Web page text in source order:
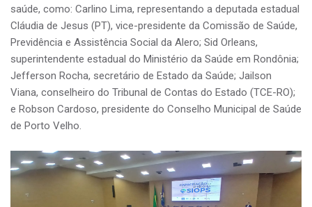
saúde, como: Carlino Lima, representando a deputada estadual
Cláudia de Jesus (PT), vice-presidente da Comissão de Saúde,
Previdência e Assistência Social da Alero; Sid Orleans,
superintendente estadual do Ministério da Saúde em Rondônia;
Jefferson Rocha, secretário de Estado da Saúde; Jailson
Viana, conselheiro do Tribunal de Contas do Estado (TCE-RO);
e Robson Cardoso, presidente do Conselho Municipal de Saúde
de Porto Velho.